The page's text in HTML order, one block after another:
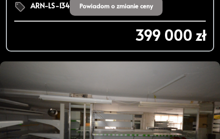
ARN-LS-134
Powiadom o zmianie ceny
399 000 zł